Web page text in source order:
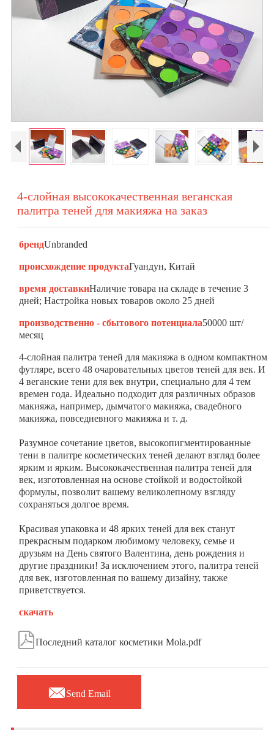
4-слойная высококачественная веганская
палитра теней для макияжа на заказ
брендUnbranded
происхождение продуктаГуандун, Китай
время доставкиНаличие товара на складе в течение 3
дней; Настройка новых товаров около 25 дней
производственно - сбытового потенциала50000 шт/
месяц
4-слойная палитра теней для макияжа в одном компактном
футляре, всего 48 очаровательных цветов теней для век. И
4 веганские тени для век внутри, специально для 4 тем
времен года. Идеально подходит для различных образов
макияжа, например, дымчатого макияжа, свадебного
макияжа, повседневного макияжа и т. д.
Разумное сочетание цветов, высокопигментированные
тени в палитре косметических теней делают взгляд более
ярким и ярким. Высококачественная палитра теней для
век, изготовленная на основе стойкой и водостойкой
формулы, позволит вашему великолепному взгляду
сохраняться долгое время.
Красивая упаковка и 48 ярких теней для век станут
прекрасным подарком любимому человеку, семье и
друзьям на День святого Валентина, день рождения и
другие праздники! За исключением этого, палитра теней
для век, изготовленная по вашему дизайну, также
приветствуется.
скачать
Последний каталог косметики Mola.pdf
Send Email